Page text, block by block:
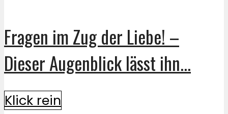
Fragen im Zug der Liebe! –
Dieser Augenblick lässt ihn...
Klick rein